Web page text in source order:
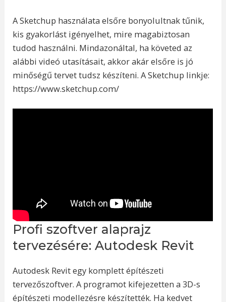
A Sketchup használata elsőre bonyolultnak tűnik,
kis gyakorlást igényelhet, mire magabiztosan
tudod használni. Mindazonáltal, ha követed az
alábbi videó utasításait, akkor akár elsőre is jó
minőségű tervet tudsz készíteni. A Sketchup linkje:
https://www.sketchup.com/
Profi szoftver alaprajz
tervezésére: Autodesk Revit
Autodesk Revit egy komplett építészeti
tervezőszoftver. A programot kifejezetten a 3D-s
építészeti modellezésre készítették. Ha kedvet